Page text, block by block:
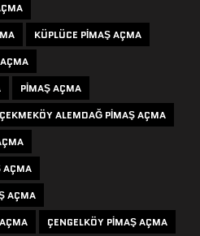
KÜPLÜCE PIMAŞ AÇMA
PIMAŞ AÇMA
ÇEKMEKÖY ALEMDAĞ PIMAŞ AÇMA
AÇMA
AÇMA
ÇENGELKÖY PIMAŞ AÇMA